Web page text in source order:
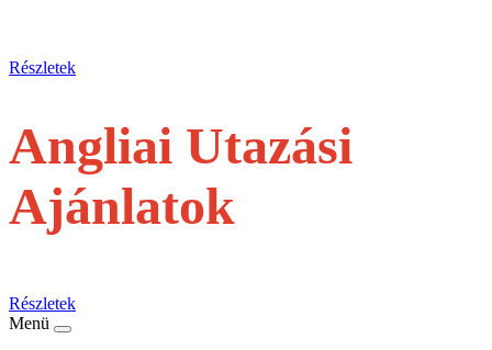
Részletek
Angliai Utazási
Ajánlatok
Részletek
Menü